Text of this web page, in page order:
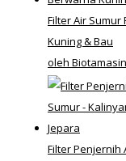
Filter Air Sumur
Kuning & Bau
oleh
Filter Penjernih